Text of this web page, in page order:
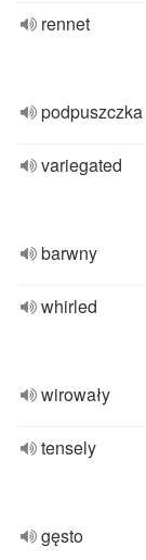
rennet
podpuszczka
variegated
barwny
whirled
wirowały
tensely
gęsto